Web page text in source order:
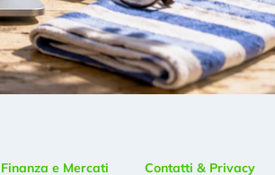
Finanza e Mercati Contatti & Privacy